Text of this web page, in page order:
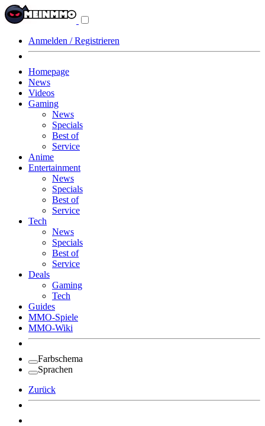
Anmelden / Registrieren
Homepage
News
Videos
Gaming
News
Specials
Best of
Service
Anime
Entertainment
News
Specials
Best of
Service
Tech
News
Specials
Best of
Service
Deals
Gaming
Tech
Guides
MMO-Spiele
MMO-Wiki
Farbschema
Sprachen
Zurück